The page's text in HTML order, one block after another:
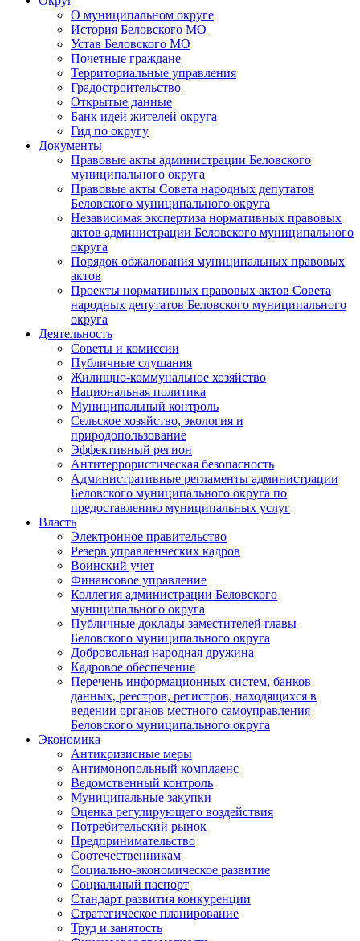
О муниципальном округе
История Беловского МО
Устав Беловского МО
Почетные граждане
Территориальные управления
Градостроительство
Открытые данные
Банк идей жителей округа
Гид по округу
Документы
Правовые акты администрации Беловского
муниципального округа
Правовые акты Совета народных депутатов
Беловского муниципального округа
Независимая экспертиза нормативных правовых
актов администрации Беловского муниципального
округа
Порядок обжалования муниципальных правовых
актов
Проекты нормативных правовых актов Совета
народных депутатов Беловского муниципального
округа
Деятельность
Советы и комиссии
Публичные слушания
Жилищно-коммунальное хозяйство
Национальная политика
Муниципальный контроль
Сельское хозяйство, экология и
природопользование
Эффективный регион
Антитеррористическая безопасность
Административные регламенты администрации
Беловского муниципального округа по
предоставлению муниципальных услуг
Власть
Электронное правительство
Резерв управленческих кадров
Воинский учет
Финансовое управление
Коллегия администрации Беловского
муниципального округа
Публичные доклады заместителей главы
Беловского муниципального округа
Добровольная народная дружина
Кадровое обеспечение
Перечень информационных систем, банков
данных, реестров, регистров, находящихся в
ведении органов местного самоуправления
Беловского муниципального округа
Экономика
Антикризисные меры
Антимонопольный комплаенс
Ведомственный контроль
Муниципальные закупки
Оценка регулирующего воздействия
Потребительский рынок
Предпринимательство
Соотечественникам
Социально-экономическое развитие
Социальный паспорт
Стандарт развития конкуренции
Стратегическое планирование
Труд и занятость